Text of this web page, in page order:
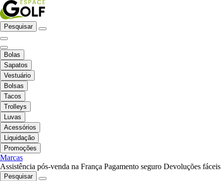
Pesquisar
Bolas
Sapatos
Vestuário
Bolsas
Tacos
Trolleys
Luvas
Acessórios
Liquidação
Promoções
Marcas
Assistência pós-venda na França Pagamento seguro Devoluções fáceis
Pesquisar